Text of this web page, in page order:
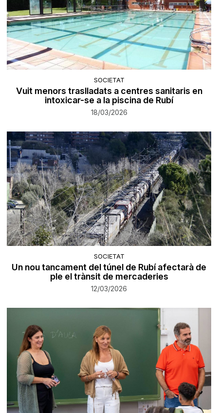
SOCIETAT
Vuit menors traslladats a centres sanitaris en
intoxicar-se a la piscina de Rubí
18/03/2026
SOCIETAT
Un nou tancament del túnel de Rubí afectarà de
ple el trànsit de mercaderies
12/03/2026